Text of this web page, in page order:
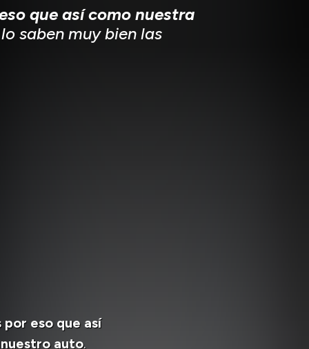
que así como nuestra
saben muy bien las
eso que así
auto.